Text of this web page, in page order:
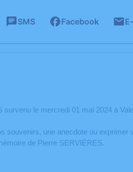
SMS Facebook
le mercredi 01 mai 2024 à
souvenirs, une anecdote ou exprimer
de Pierre SERVIÈRES.